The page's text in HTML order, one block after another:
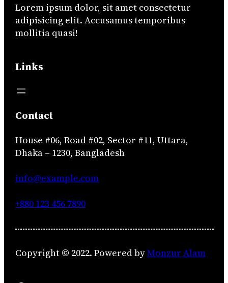
Lorem ipsum dolor, sit amet consectetur
adipisicing elit. Accusamus temporibus
mollitia quasi!
Links
Contact
House #06, Road #02, Sector #11, Uttara,
Dhaka – 1230, Bangladesh
info@example.com
+880 123 456 7890
Copyright © 2022. Powered byMonzur Alam